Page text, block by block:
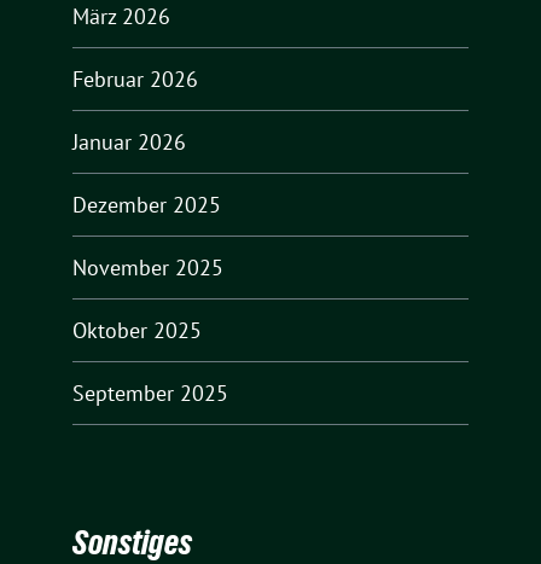
März 2026
Februar 2026
Januar 2026
Dezember 2025
November 2025
Oktober 2025
September 2025
Sonstiges